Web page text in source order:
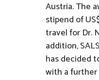
Austria. The
stipend of
travel for Dr.
addition,
has decided
with a